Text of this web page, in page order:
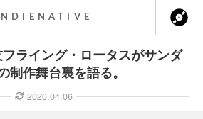
ライング・ロータスがサンダ
制作舞台裏を語る。
2020.04.06